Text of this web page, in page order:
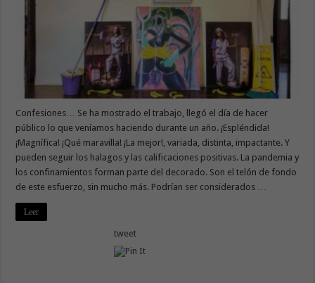
Confesiones… Se ha mostrado el trabajo, llegó el día de hacer
público lo que veníamos haciendo durante un año. ¡Espléndida!
¡Magnífica! ¡Qué maravilla! ¡La mejor!, variada, distinta, impactante. Y
pueden seguir los halagos y las calificaciones positivas. La pandemia y
los confinamientos forman parte del decorado. Son el telón de fondo
de este esfuerzo, sin mucho más. Podrían ser considerados …
Leer
tweet